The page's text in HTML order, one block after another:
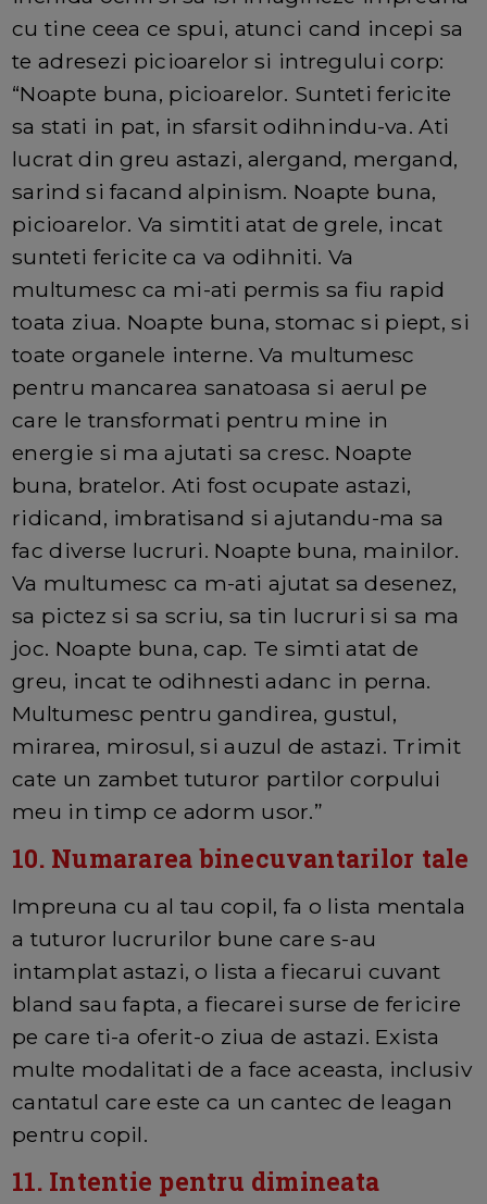
cu tine ceea ce spui, atunci cand incepi sa
te adresezi picioarelor si intregului corp:
“Noapte buna, picioarelor. Sunteti fericite
sa stati in pat, in sfarsit odihnindu-va. Ati
lucrat din greu astazi, alergand, mergand,
sarind si facand alpinism. Noapte buna,
picioarelor. Va simtiti atat de grele, incat
sunteti fericite ca va odihniti. Va
multumesc ca mi-ati permis sa fiu rapid
toata ziua. Noapte buna, stomac si piept, si
toate organele interne. Va multumesc
pentru mancarea sanatoasa si aerul pe
care le transformati pentru mine in
energie si ma ajutati sa cresc. Noapte
buna, bratelor. Ati fost ocupate astazi,
ridicand, imbratisand si ajutandu-ma sa
fac diverse lucruri. Noapte buna, mainilor.
Va multumesc ca m-ati ajutat sa desenez,
sa pictez si sa scriu, sa tin lucruri si sa ma
joc. Noapte buna, cap. Te simti atat de
greu, incat te odihnesti adanc in perna.
Multumesc pentru gandirea, gustul,
mirarea, mirosul, si auzul de astazi. Trimit
cate un zambet tuturor partilor corpului
meu in timp ce adorm usor.”
10. Numararea binecuvantarilor tale
Impreuna cu al tau copil, fa o lista mentala
a tuturor lucrurilor bune care s-au
intamplat astazi, o lista a fiecarui cuvant
bland sau fapta, a fiecarei surse de fericire
pe care ti-a oferit-o ziua de astazi. Exista
multe modalitati de a face aceasta, inclusiv
cantatul care este ca un cantec de leagan
pentru copil.
11. Intentie pentru dimineata